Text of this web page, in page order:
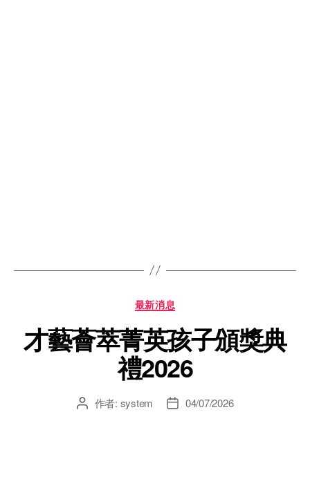
最新消息
才藝薈萃菁英孩子頒獎典
禮2026
作者: system 04/07/2026